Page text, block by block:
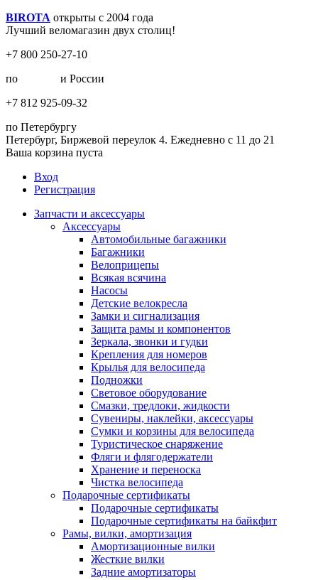
BIROTA открыты с 2004 года
Лучший веломагазин двух столиц!
+7 800 250-27-10
по
и России
+7 812 925-09-32
по Петербургу
Петербург, Биржевой переулок 4. Ежедневно с 11 до 21
Ваша корзина пуста
Вход
Регистрация
Запчасти и аксессуары
Аксессуары
Автомобильные багажники
Багажники
Велоприцепы
Всякая всячина
Насосы
Детские велокресла
Замки и сигнализация
Защита рамы и компонентов
Зеркала, звонки и гудки
Крепления для номеров
Крылья для велосипеда
Подножки
Световое оборудование
Смазки, тредлоки, жидкости
Сувениры, наклейки, аксессуары
Сумки и корзины для велосипеда
Туристическое снаряжение
Фляги и флягодержатели
Хранение и переноска
Чистка велосипеда
Подарочные сертификаты
Подарочные сертификаты
Подарочные сертификаты на байкфит
Рамы, вилки, амортизация
Амортизационные вилки
Жесткие вилки
Задние амортизаторы